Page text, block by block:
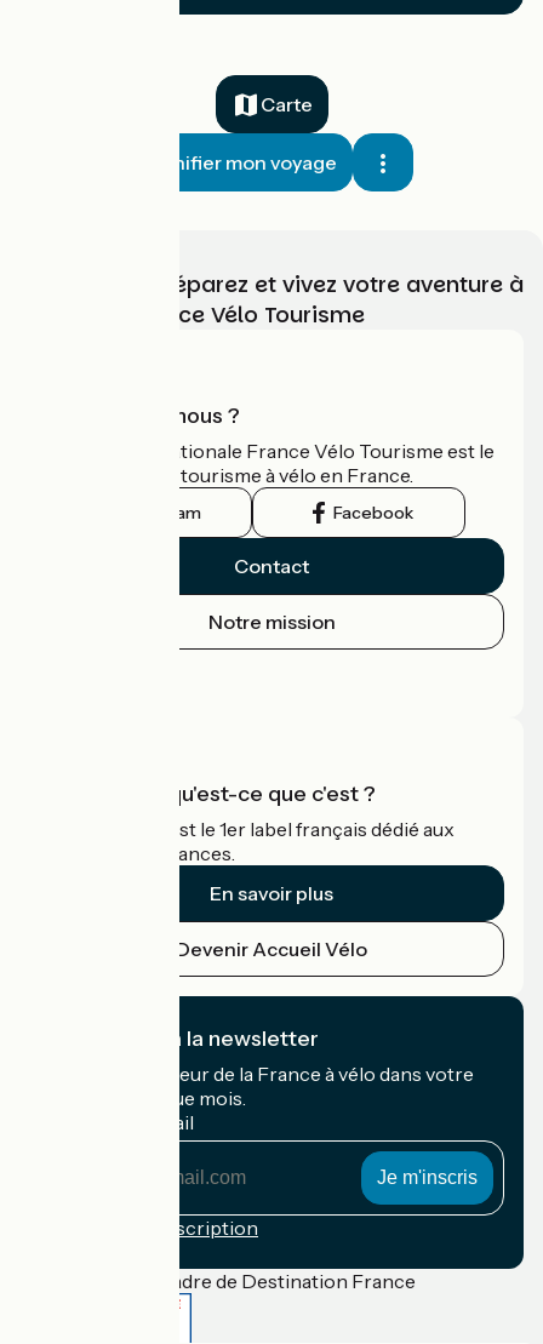
Carte
Planifier mon voyage
Choisissez, préparez et vivez votre aventure à
vélo avec France Vélo Tourisme
Qui sommes-nous ?
L'association nationale France Vélo Tourisme est le
guide officiel du tourisme à vélo en France.
Instagram Facebook
Contact
Notre mission
Accueil Vélo qu'est-ce que c'est ?
Accueil Vélo c'est le 1er label français dédié aux
cyclistes en vacances.
En savoir plus
Devenir Accueil Vélo
Je m'abonne à la newsletter
Recevez le meilleur de la France à vélo dans votre
boîte mail chaque mois.
Mon adresse mail
Conditions d'inscription
Financé dans le cadre de Destination France